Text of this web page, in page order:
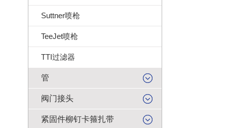
Suttner喷枪
TeeJet喷枪
TTI过滤器
管
阀门接头
紧固件柳钉卡箍扎带